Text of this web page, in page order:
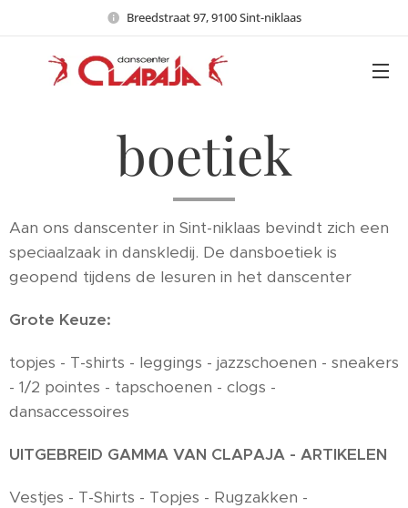
Breedstraat 97, 9100 Sint-niklaas
boetiek
Aan ons danscenter in Sint-niklaas bevindt zich een
speciaalzaak in danskledij. De dansboetiek is
geopend tijdens de lesuren in het danscenter
Grote Keuze:
topjes - T-shirts - leggings - jazzschoenen - sneakers
- 1/2 pointes - tapschoenen - clogs -
dansaccessoires
UITGEBREID GAMMA VAN CLAPAJA - ARTIKELEN
Vestjes - T-Shirts - Topjes - Rugzakken -